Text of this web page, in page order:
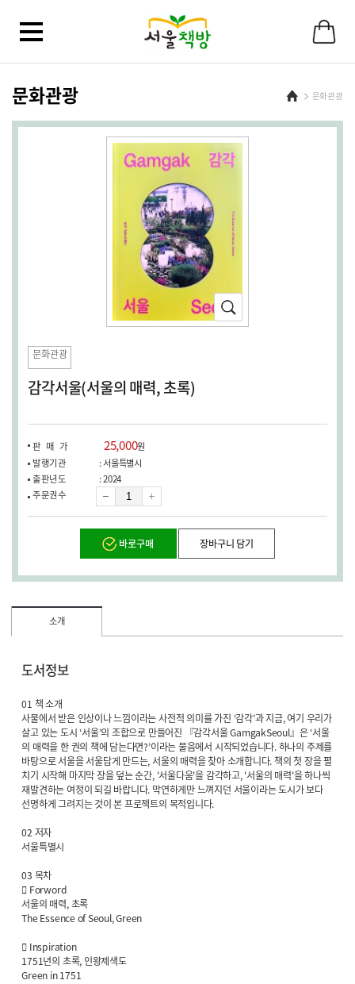
메
문화관광 Home문화관광
확
대
문화관광
감각서울(서울의 매력, 초록)
판매가 25,000원
발행기관
: 서울특별시
출판년도
: 2024
주문권수
량
바로구매 장바구니 담기
소개
도서정보
01 책 소개
사물에서 받은 인상이나 느낌이라는 사전적 의미를 가진 ‘감각’과 지금, 여기 우리가
살고 있는 도시 ‘서울’의 조합으로 만들어진 『감각서울 GamgakSeoul』은 ‘서울
의 매력을 한 권의 책에 담는다면?’이라는 물음에서 시작되었습니다. 하나의 주제를
바탕으로 서울을 서울답게 만드는, 서울의 매력을 찾아 소개합니다. 책의 첫 장을 펼
치기 시작해 마지막 장을 덮는 순간, '서울다움'을 감각하고, '서울의 매력'을 하나씩
재발견하는 여정이 되길 바랍니다. 막연하게만 느껴지던 서울이라는 도시가 보다
선명하게 그려지는 것이 본 프로젝트의 목적입니다.
02 저자
서울특별시
03 목차
 Forword
서울의 매력, 초록
The Essence of Seoul, Green
 Inspiration
1751년의 초록, 인왕제색도
Green in 1751